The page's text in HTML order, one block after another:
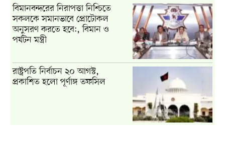
বিমানবন্দরের নিরাপত্তা নিশ্চিতে
সকলকে সমানভাবে প্রোটোকল
অনুসরণ করতে হবে:, বিমান ও
পর্যটন মন্ত্রী
রাষ্ট্রপতি নির্বাচন ২০ আগস্ট,
প্রকাশিত হলো পূর্ণাঙ্গ তফসিল